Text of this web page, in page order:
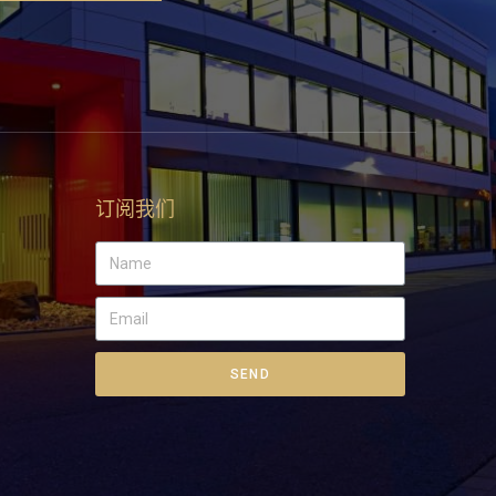
订阅我们
SEND